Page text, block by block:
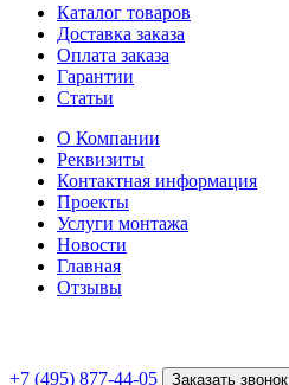
Каталог товаров
Доставка заказа
Оплата заказа
Гарантии
Статьи
О Компании
Реквизиты
Контактная информация
Проекты
Услуги монтажа
Новости
Главная
Отзывы
+7 (495) 877-44-05 Заказать звонок